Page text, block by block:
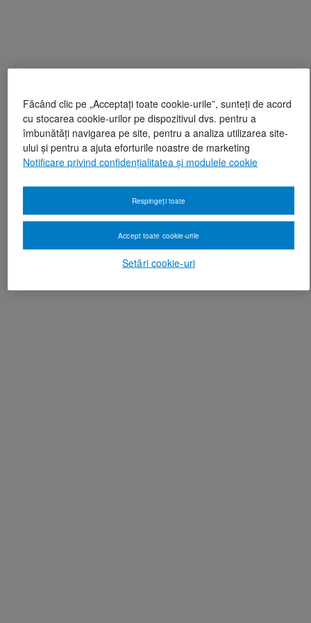
Făcând clic pe „Acceptați toate cookie-urile”, sunteți de acord
cu stocarea cookie-urilor pe dispozitivul dvs. pentru a
îmbunătăți navigarea pe site, pentru a analiza utilizarea site-
ului și pentru a ajuta eforturile noastre de marketing
Notificare privind confidențialitatea și modulele cookie
Setări cookie-uri
Respingeți toate
Accept toate cookie-urile